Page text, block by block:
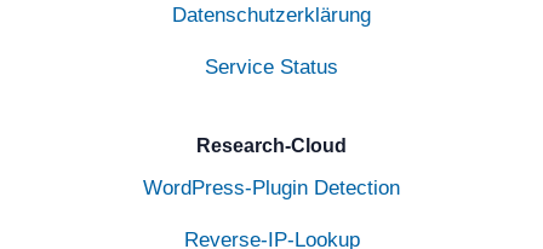
Datenschutzerklärung
Service Status
Research-Cloud
WordPress-Plugin Detection
Reverse-IP-Lookup